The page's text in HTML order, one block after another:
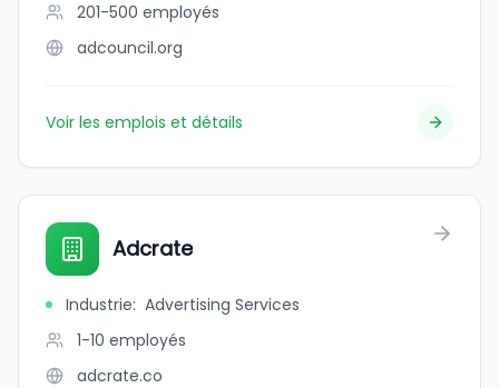
201-500 employés
adcouncil.org
Voir les emplois et détails
Adcrate
Industrie: Advertising Services
1-10 employés
adcrate.co